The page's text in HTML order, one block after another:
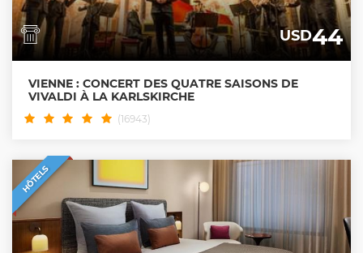
USD44
VIENNE : CONCERT DES QUATRE SAISONS DE
VIVALDI À LA KARLSKIRCHE
(16943)
HÔTELS